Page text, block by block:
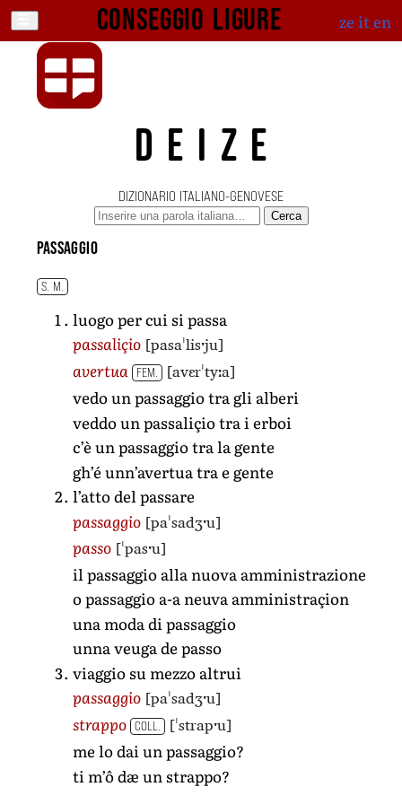
Conseggio ligure ze iten
DEIZE
DIZIONARIO ITALIANO-GENOVESE
Cerca
passaggio
S. M.
luogo per cui si passa
passaliçio [pasaˈlisˑju]
avertua FEM. [avɛrˈtyːa]
vedo un passaggio tra gli alberi
veddo un passaliçio tra i erboi
c’è un passaggio tra la gente
gh’é unn’avertua tra e gente
l’atto del passare
passaggio [paˈsadʒˑu]
passo [ˈpasˑu]
il passaggio alla nuova amministrazione
o passaggio a-a neuva amministraçion
una moda di passaggio
unna veuga de passo
viaggio su mezzo altrui
passaggio [paˈsadʒˑu]
strappo COLL. [ˈstrapˑu]
me lo dai un passaggio?
ti m’ô dæ un strappo?